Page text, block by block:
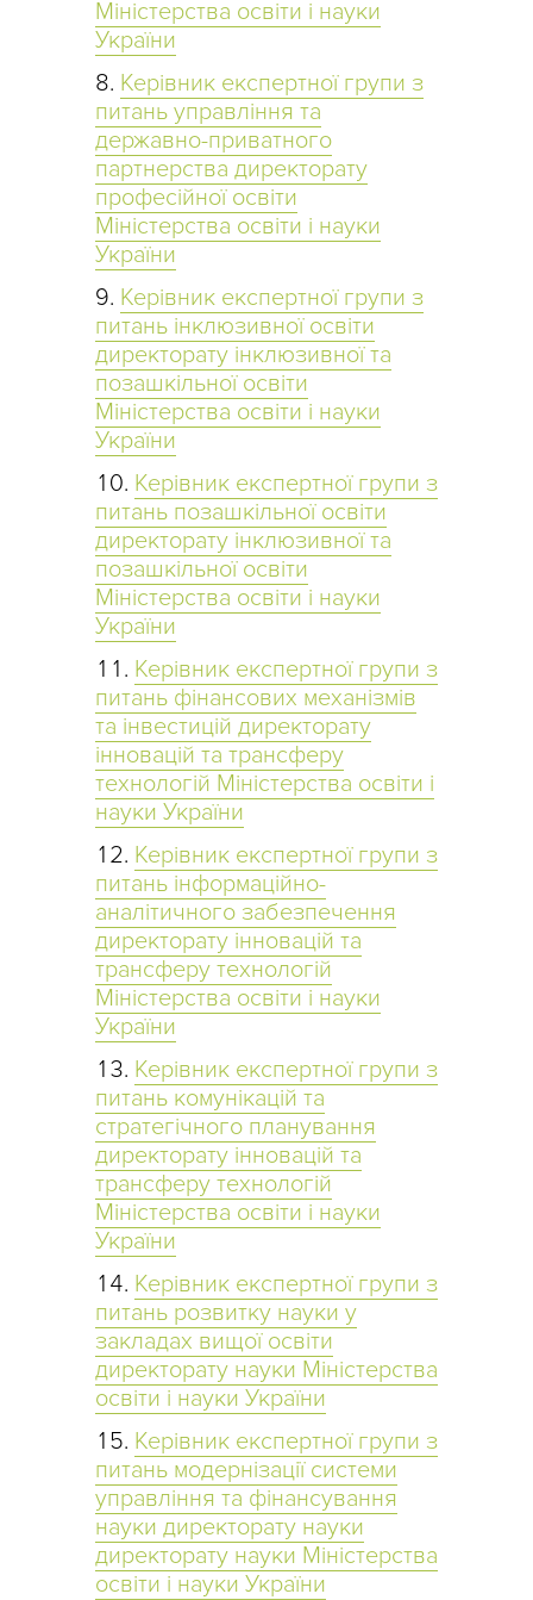
Міністерства освіти і науки
України
Керівник експертної групи з
питань управління та
державно-приватного
партнерства директорату
професійної освіти
Міністерства освіти і науки
України
Керівник експертної групи з
питань інклюзивної освіти
директорату інклюзивної та
позашкільної освіти
Міністерства освіти і науки
України
Керівник експертної групи з
питань позашкільної освіти
директорату інклюзивної та
позашкільної освіти
Міністерства освіти і науки
України
Керівник експертної групи з
питань фінансових механізмів
та інвестицій директорату
інновацій та трансферу
технологій Міністерства освіти і
науки України
Керівник експертної групи з
питань інформаційно-
аналітичного забезпечення
директорату інновацій та
трансферу технологій
Міністерства освіти і науки
України
Керівник експертної групи з
питань комунікацій та
стратегічного планування
директорату інновацій та
трансферу технологій
Міністерства освіти і науки
України
Керівник експертної групи з
питань розвитку науки у
закладах вищої освіти
директорату науки Міністерства
освіти і науки України
Керівник експертної групи з
питань модернізації системи
управління та фінансування
науки директорату науки
директорату науки Міністерства
освіти і науки України